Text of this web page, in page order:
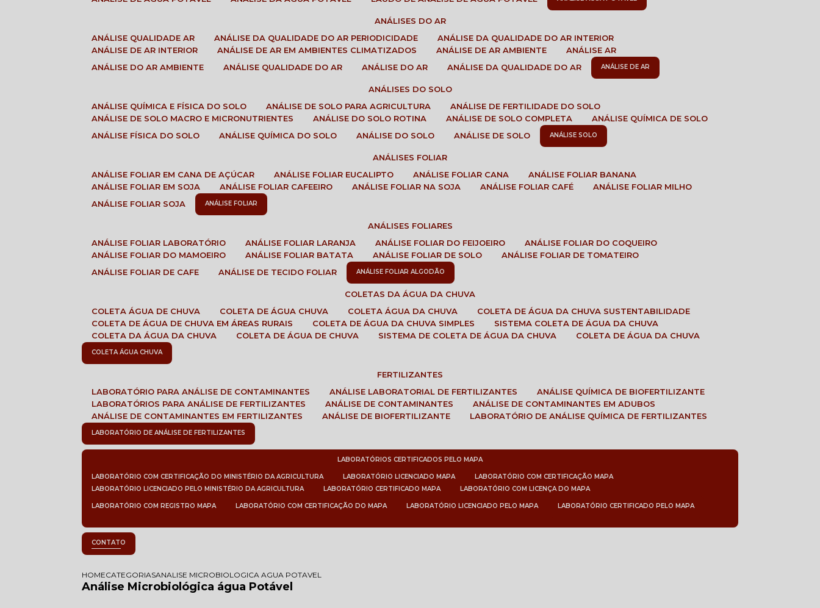
ANÁLISES DO AR
ANÁLISE QUALIDADE AR
ANÁLISE DA QUALIDADE DO AR PERIODICIDADE
ANÁLISE DA QUALIDADE DO AR INTERIOR
ANÁLISE DE AR INTERIOR
ANÁLISE DE AR EM AMBIENTES CLIMATIZADOS ANÁLISE DE AR AMBIENTE
ANÁLISE AR
ANÁLISE DO AR AMBIENTE
ANÁLISE QUALIDADE DO AR ANÁLISE DO AR ANÁLISE DA QUALIDADE DO AR ANÁLISE DE AR
ANÁLISES DO SOLO
ANÁLISE QUÍMICA E FÍSICA DO SOLO
ANÁLISE DE SOLO PARA AGRICULTURA
ANÁLISE DE FERTILIDADE DO SOLO
ANÁLISE DE SOLO MACRO E MICRONUTRIENTES
ANÁLISE DO SOLO ROTINA ANÁLISE DE SOLO COMPLETA
ANÁLISE QUÍMICA DE SOLO
ANÁLISE FÍSICA DO SOLO
ANÁLISE QUÍMICA DO SOLO ANÁLISE DO SOLO ANÁLISE DE SOLO ANÁLISE SOLO
ANÁLISES FOLIAR
ANÁLISE FOLIAR EM CANA DE AÇÚCAR
ANÁLISE FOLIAR EUCALIPTO ANÁLISE FOLIAR CANA
ANÁLISE FOLIAR BANANA
ANÁLISE FOLIAR EM SOJA
ANÁLISE FOLIAR CAFEEIRO ANÁLISE FOLIAR NA SOJA ANÁLISE FOLIAR CAFÉ
ANÁLISE FOLIAR MILHO
ANÁLISE FOLIAR SOJA
ANÁLISE FOLIAR
ANÁLISES FOLIARES
ANÁLISE FOLIAR LABORATÓRIO
ANÁLISE FOLIAR LARANJA ANÁLISE FOLIAR DO FEIJOEIRO
ANÁLISE FOLIAR DO COQUEIRO
ANÁLISE FOLIAR DO MAMOEIRO
ANÁLISE FOLIAR BATATA ANÁLISE FOLIAR DE SOLO
ANÁLISE FOLIAR DE TOMATEIRO
ANÁLISE FOLIAR DE CAFE
ANÁLISE DE TECIDO FOLIAR ANÁLISE FOLIAR ALGODÃO
COLETAS DA ÁGUA DA CHUVA
COLETA ÁGUA DE CHUVA
COLETA DE ÁGUA CHUVA COLETA ÁGUA DA CHUVA
COLETA DE ÁGUA DA CHUVA SUSTENTABILIDADE
COLETA DE ÁGUA DE CHUVA EM ÁREAS RURAIS
COLETA DE ÁGUA DA CHUVA SIMPLES
SISTEMA COLETA DE ÁGUA DA CHUVA
COLETA DA ÁGUA DA CHUVA
COLETA DE ÁGUA DE CHUVA SISTEMA DE COLETA DE ÁGUA DA CHUVA COLETA DE ÁGUA DA CHUVA
COLETA ÁGUA CHUVA
FERTILIZANTES
LABORATÓRIO PARA ANÁLISE DE CONTAMINANTES
ANÁLISE LABORATORIAL DE FERTILIZANTES
ANÁLISE QUÍMICA DE BIOFERTILIZANTE
LABORATÓRIOS PARA ANÁLISE DE FERTILIZANTES
ANÁLISE DE CONTAMINANTES
ANÁLISE DE CONTAMINANTES EM ADUBOS
ANÁLISE DE CONTAMINANTES EM FERTILIZANTES
ANÁLISE DE BIOFERTILIZANTE LABORATÓRIO DE ANÁLISE QUÍMICA DE FERTILIZANTES
LABORATÓRIO DE ANÁLISE DE FERTILIZANTES
LABORATÓRIOS CERTIFICADOS PELO MAPA
LABORATÓRIO COM CERTIFICAÇÃO DO MINISTÉRIO DA AGRICULTURA LABORATÓRIO LICENCIADO MAPA
LABORATÓRIO COM CERTIFICAÇÃO MAPA
LABORATÓRIO LICENCIADO PELO MINISTÉRIO DA AGRICULTURA
LABORATÓRIO CERTIFICADO MAPA LABORATÓRIO COM LICENÇA DO MAPA
LABORATÓRIO COM REGISTRO MAPA LABORATÓRIO COM CERTIFICAÇÃO DO MAPA LABORATÓRIO LICENCIADO PELO MAPA LABORATÓRIO CERTIFICADO PELO MAPA
CONTATO
HOMECATEGORIASANALISE MICROBIOLOGICA AGUA POTAVEL
Análise Microbiológica água Potável